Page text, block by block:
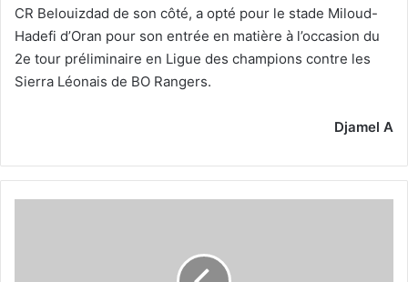
CR Belouizdad de son côté, a opté pour le stade Miloud-
Hadefi d’Oran pour son entrée en matière à l’occasion du
2e tour préliminaire en Ligue des champions contre les
Sierra Léonais de BO Rangers.
Djamel A